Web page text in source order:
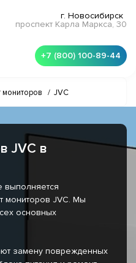
г. Новосибирск
проспект Карла Маркса, 30
+7 (800) 100-89-44
мониторов / JVC
JVC в
выполняется
мониторов JVC. Мы
основных
замену поврежденных